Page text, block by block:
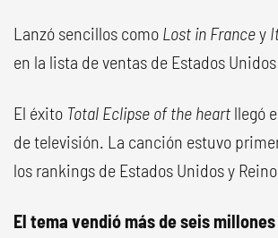
Lanzó sencillos como Lost in Francey
en la lista de ventas de Estados
El éxito Total Eclipse of the heart llegó
de televisión. La canción estuvo
los rankings de Estados Unidos y
El tema vendió más de seis